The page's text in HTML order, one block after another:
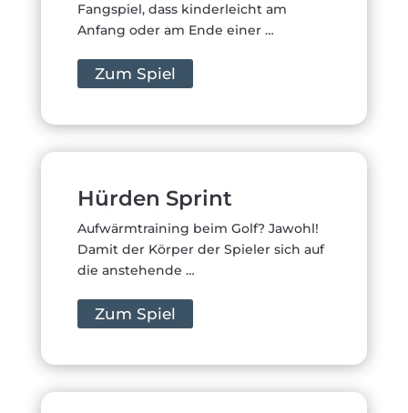
Fangspiel, dass kinderleicht am
Anfang oder am Ende einer …
Zum Spiel
Hürden Sprint
Aufwärmtraining beim Golf? Jawohl!
Damit der Körper der Spieler sich auf
die anstehende …
Zum Spiel